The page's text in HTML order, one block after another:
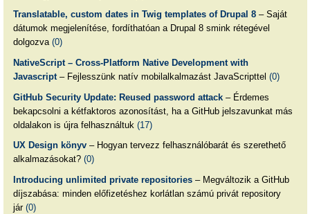
Translatable, custom dates in Twig templates of Drupal 8– Saját
dátumok megjelenítése, fordíthatóan a Drupal 8 smink rétegével
dolgozva (0)
NativeScript – Cross-Platform Native Development with
Javascript– Fejlesszünk natív mobilalkalmazást JavaScripttel (0)
GitHub Security Update: Reused password attack– Érdemes
bekapcsolni a kétfaktoros azonosítást, ha a GitHub jelszavunkat más
oldalakon is újra felhasználtuk (17)
UX Design könyv– Hogyan tervezz felhasználóbarát és szerethető
alkalmazásokat? (0)
Introducing unlimited private repositories– Megváltozik a GitHub
díjszabása: minden előfizetéshez korlátlan számú privát repository
jár (0)